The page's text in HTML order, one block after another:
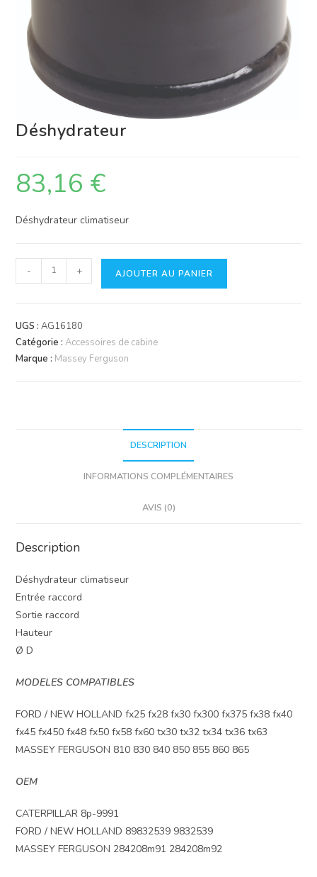
Déshydrateur
83,16 €
Déshydrateur climatiseur
quantité
de
- + AJOUTER AU PANIER
UGS :AG16180
Catégorie :Accessoires de cabine
Marque : Massey Ferguson
DESCRIPTION
INFORMATIONS COMPLÉMENTAIRES
AVIS (0)
Description
Déshydrateur climatiseur
Entrée raccord
Sortie raccord
Hauteur
Ø D
MODELES COMPATIBLES
FORD / NEW HOLLAND fx25 fx28 fx30 fx300 fx375 fx38 fx40
fx45 fx450 fx48 fx50 fx58 fx60 tx30 tx32 tx34 tx36 tx63
MASSEY FERGUSON 810 830 840 850 855 860 865
OEM
CATERPILLAR 8p-9991
FORD / NEW HOLLAND 89832539 9832539
MASSEY FERGUSON 284208m91 284208m92